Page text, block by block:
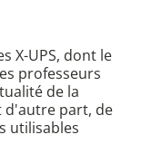
X-UPS, dont le
professeurs
de la
d'autre part, de
utilisables